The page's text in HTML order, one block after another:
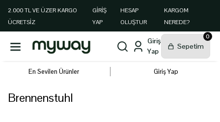
2.000 TL VE ÜZER KARGO
ÜCRETSİZ
GIRIŞ
YAP
HESAP
OLUŞTUR
KARGOM
NEREDE?
0
En Sevilen Ürünler Giriş Yap
Brennenstuhl